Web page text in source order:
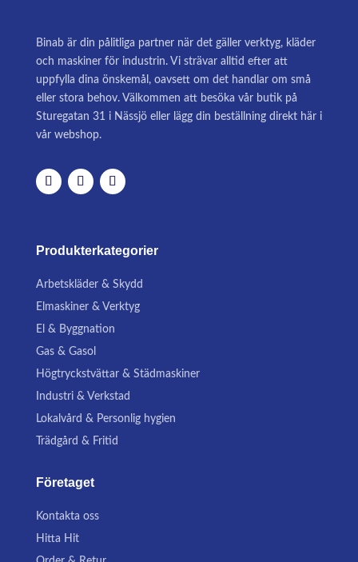
Binab är din pålitliga partner när det gäller verktyg, kläder
och maskiner för industrin. Vi strävar alltid efter att
uppfylla dina önskemål, oavsett om det handlar om små
eller stora behov. Välkommen att besöka vår butik på
Sturegatan 31 i Nässjö eller lägg din beställning direkt här i
vår webshop.
Produkterkategorier
Arbetskläder & Skydd
Elmaskiner & Verktyg
El & Byggnation
Gas & Gasol
Högtryckstvättar & Städmaskiner
Industri & Verkstad
Lokalvård & Personlig hygien
Trädgård & Fritid
Företaget
Kontakta oss
Hitta Hit